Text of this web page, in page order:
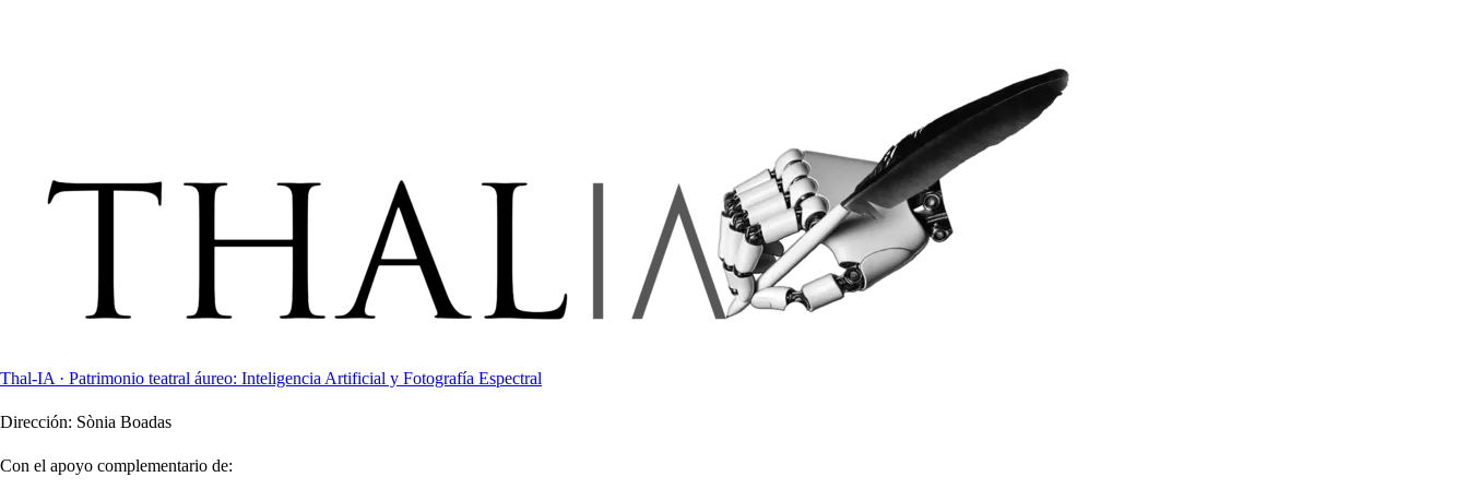
Thal-IA · Patrimonio teatral áureo: Inteligencia Artificial y Fotografía Espectral
Dirección: Sònia Boadas
Con el apoyo complementario de: